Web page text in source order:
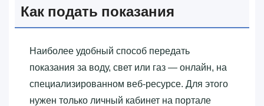
Как подать показания
Наиболее удобный способ передать
показания за воду, свет или газ — онлайн, на
специализированном веб-ресурсе. Для этого
нужен только личный кабинет на портале